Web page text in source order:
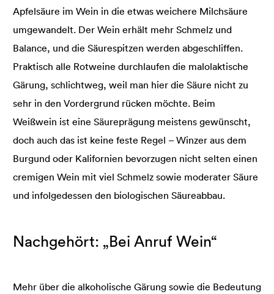
Apfelsäure im Wein in die etwas weichere Milchsäure
umgewandelt. Der Wein erhält mehr Schmelz und
Balance, und die Säurespitzen werden abgeschliffen.
Praktisch alle Rotweine durchlaufen die malolaktische
Gärung, schlichtweg, weil man hier die Säure nicht zu
sehr in den Vordergrund rücken möchte. Beim
Weißwein ist eine Säureprägung meistens gewünscht,
doch auch das ist keine feste Regel – Winzer aus dem
Burgund oder Kalifornien bevorzugen nicht selten einen
cremigen Wein mit viel Schmelz sowie moderater Säure
und infolgedessen den biologischen Säureabbau.
Nachgehört: „Bei Anruf Wein“
Mehr über die alkoholische Gärung sowie die Bedeutung